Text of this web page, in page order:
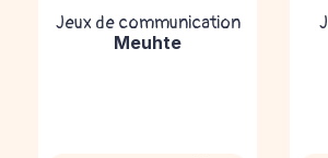
Jeux de communication
Meuhte